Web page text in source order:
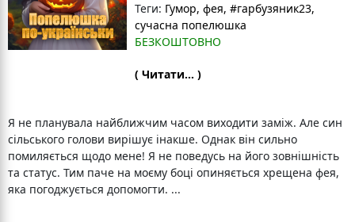
Теги: Гумор, фея, #гарбузяник23,
сучасна попелюшка
БЕЗКОШТОВНО
( Читати... )
Я не планувала найближчим часом виходити заміж. Але син
сільського голови вирішує інакше. Однак він сильно
помиляється щодо мене! Я не поведусь на його зовнішність
та статус. Тим паче на моєму боці опиняється хрещена фея,
яка погоджується допомогти. ...